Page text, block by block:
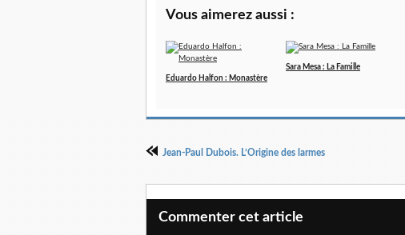
Vous aimerez aussi :
Eduardo Halfon : Monastère
Sara Mesa : La Famille
Jean-Paul Dubois. L’Origine des larmes
Commenter cet article